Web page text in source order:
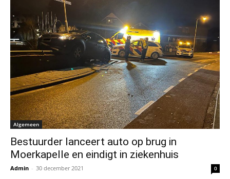
Algemeen
Bestuurder lanceert auto op brug in
Moerkapelle en eindigt in ziekenhuis
Admin - 30 december 2021 0